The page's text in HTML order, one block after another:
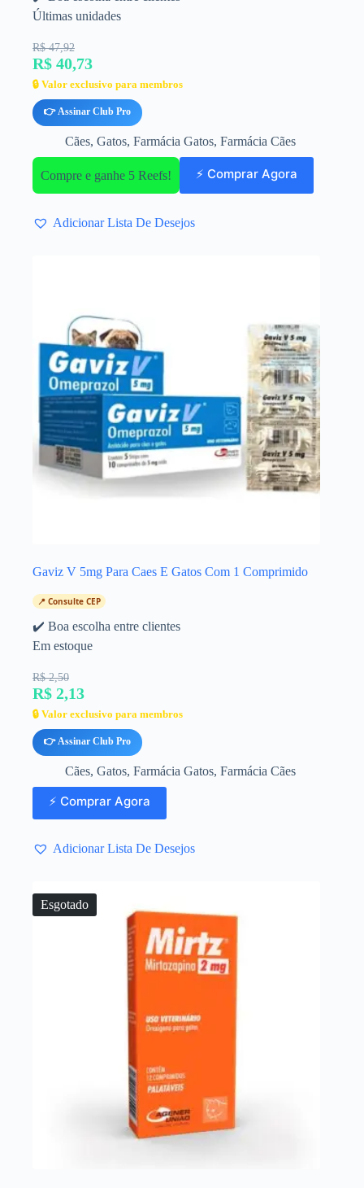
Últimas unidades
R$ 47,92
R$ 40,73
🔒 Valor exclusivo para membros
👉 Assinar Club Pro
Cães, Gatos, Farmácia Gatos, Farmácia Cães
Compre e ganhe 5 Reefs! ⚡ Comprar Agora
Adicionar Lista De Desejos
Gaviz V 5mg Para Caes E Gatos Com 1 Comprimido
📍 Consulte CEP
✔️ Boa escolha entre clientes
Em estoque
R$ 2,50
R$ 2,13
🔒 Valor exclusivo para membros
👉 Assinar Club Pro
Cães, Gatos, Farmácia Gatos, Farmácia Cães
⚡ Comprar Agora
Adicionar Lista De Desejos
Esgotado